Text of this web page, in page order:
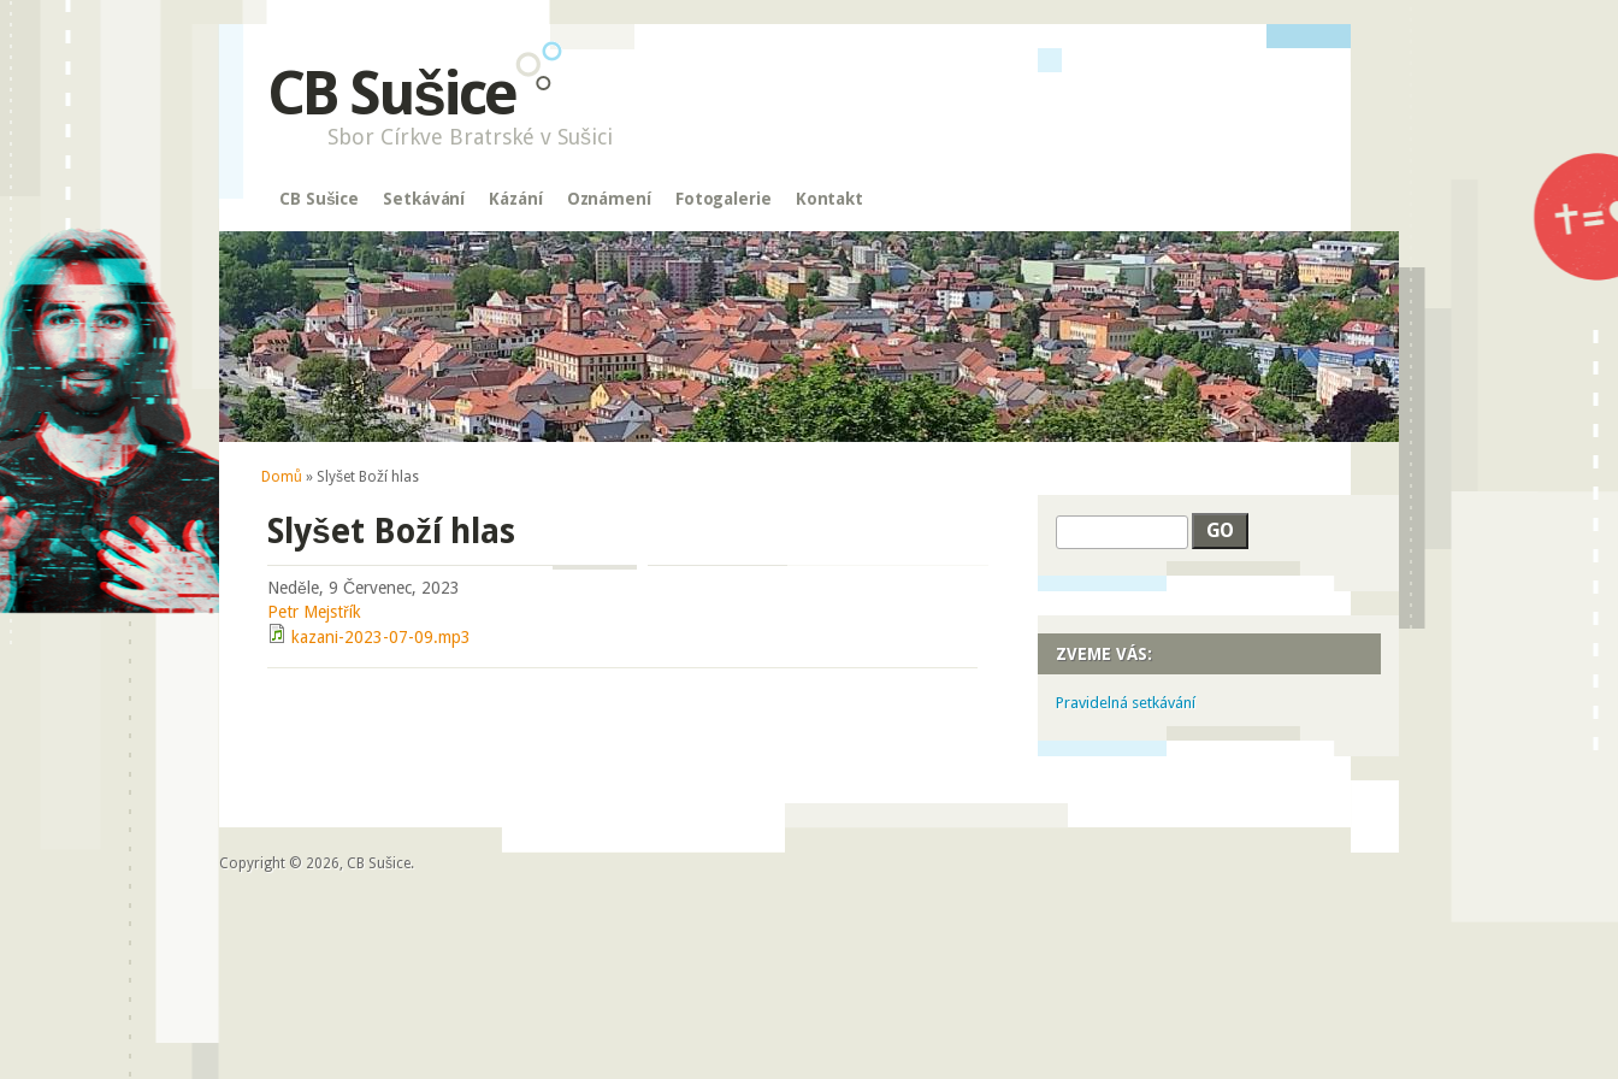
CB Sušice
Sbor Církve Bratrské v Sušici
CB Sušice Setkávání Kázání Oznámení Fotogalerie Kontakt
Jste zde
Domů » Slyšet Boží hlas
Slyšet Boží hlas
Neděle, 9 Červenec, 2023
Petr Mejstřík
kazani-2023-07-09.mp3
Hledat
ZVEME VÁS:
Pravidelná setkávání
Copyright © 2026, CB Sušice.